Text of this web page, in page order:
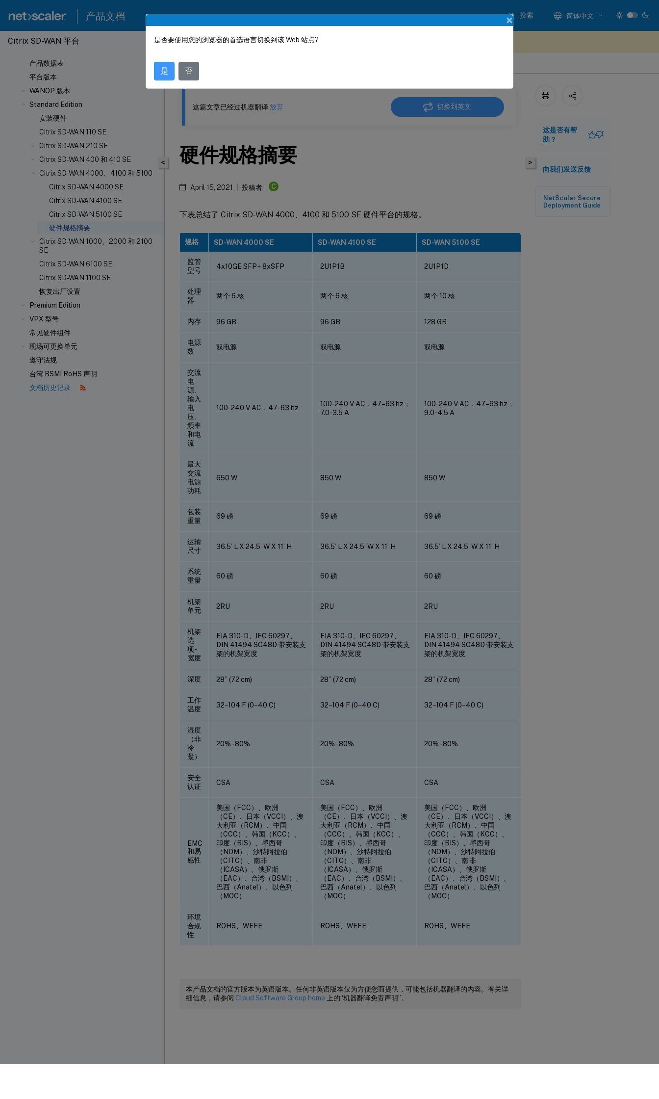
产品文档 搜索 简体中文
Citrix SD-WAN 平台
产品数据表
平台版本
WANOP 版本
Standard Edition
安装硬件
Citrix SD-WAN 110 SE
Citrix SD-WAN 210 SE
Citrix SD-WAN 400 和 410 SE
Citrix SD-WAN 4000、4100 和 5100
Citrix SD-WAN 4000 SE
Citrix SD-WAN 4100 SE
Citrix SD-WAN 5100 SE
硬件规格摘要
Citrix SD-WAN 1000、2000 和 2100
SE
Citrix SD-WAN 6100 SE
Citrix SD-WAN 1100 SE
恢复出厂设置
Premium Edition
VPX 型号
常见硬件组件
现场可更换单元
遵守法规
台湾 BSMI RoHS 声明
文档历史记录
此内容已经过机器动态翻译。
<
这篇文章已经过机器翻译.放弃 切换到英文
硬件规格摘要
April 15, 2021 投稿者: C
下表总结了 Citrix SD-WAN 4000、4100 和 5100 SE 硬件平台的规格。
规格 SD-WAN 4000 SE SD-WAN 4100 SE SD-WAN 5100 SE
监管
型号
4x10GE SFP+ 8xSFP 2U1P1B 2U1P1D
处理
器
两个 6 核 两个 6 核 两个 10 核
内存 96 GB 96 GB 128 GB
电源
数
双电源 双电源 双电源
交流
电
源、
输入
电
压、
频率
和电
流
100-240 V AC，47-63 hz
100-240 V AC，47–63 hz；
7.0-3.5 A
100-240 V AC，47–63 hz；
9.0-4.5 A
最大
交流
电源
功耗
650 W 850 W 850 W
包装
重量
69 磅 69 磅 69 磅
运输
尺寸
36.5’ L X 24.5’ W X 11’ H 36.5’ L X 24.5’ W X 11’ H 36.5’ L X 24.5’ W X 11’ H
系统
重量
60 磅 60 磅 60 磅
机架
单元
2RU 2RU 2RU
机架
选
项-
宽度
EIA 310-D、IEC 60297、
DIN 41494 SC48D 带安装支
架的机架宽度
EIA 310-D、IEC 60297、
DIN 41494 SC48D 带安装支
架的机架宽度
EIA 310-D、IEC 60297、
DIN 41494 SC48D 带安装支
架的机架宽度
深度 28” (72 cm) 28” (72 cm) 28” (72 cm)
工作
温度
32–104 F (0–40 C) 32–104 F (0–40 C) 32–104 F (0–40 C)
湿度
（非
冷
凝）
20% - 80% 20% - 80% 20% - 80%
安全
认证
CSA CSA CSA
EMC
和易
感性
美国（FCC）、欧洲
（CE）、日本（VCCI）、澳
大利亚（RCM）、中国
（CCC）、韩国（KCC）、
印度（BIS）、墨西哥
（NOM）、沙特阿拉伯
（CITC）、南非
（ICASA）、俄罗斯
（EAC）、台湾（BSMI）、
巴西（Anatel）、以色列
（MOC）
美国（FCC）、欧洲
（CE）、日本（VCCI）、澳
大利亚（RCM）、中国
（CCC）、韩国（KCC）、
印度（BIS）、墨西哥
（NOM）、沙特阿拉伯
（CITC）、南非
（ICASA）、俄罗斯
（EAC）、台湾（BSMI）、
巴西（Anatel）、以色列
（MOC）
美国（FCC）、欧洲
（CE）、日本（VCCI）、澳
大利亚（RCM）、中国
（CCC）、韩国（KCC）、
印度（BIS）、墨西哥
（NOM）、沙特阿拉伯
（CITC）、南 非
（ICASA）、俄罗斯
（EAC）、台湾（BSMI）、
巴西（Anatel）、以色列
（MOC）
环境
合规
性
ROHS、WEEE ROHS、WEEE ROHS、WEEE
本产品文档的官方版本为英语版本。任何非英语版本仅为方便您而提供，可能包括机器翻译的内容。有关详
细信息，请参阅 Cloud Software Group home 上的“机器翻译免责声明”。
>
这是否有帮
助？
向我们发送反馈
NetScaler Secure
Deployment Guide
×
是否要使用您的浏览器的首选语言切换到该 Web 站点?
是 否